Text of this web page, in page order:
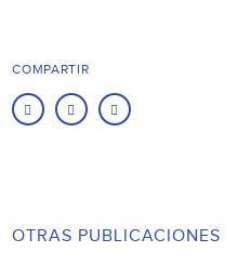
COMPARTIR
OTRAS PUBLICACIONES